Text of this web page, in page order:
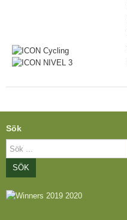
Sök
Sök
...
SÖK